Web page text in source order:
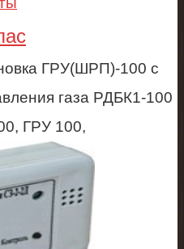
ГРУ(ШРП)-100 с
газа РДБК1-100
ГРУ 100,